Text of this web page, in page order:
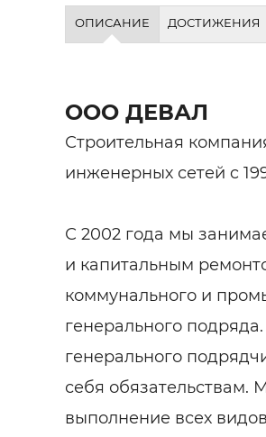
ОПИСАНИЕ ДОСТИЖЕНИЯ
ООО ДЕВАЛ
Строительная
инженерных сетей c
С 2002 года мы
и капитальным
коммунального и
генерального
генерального
себя обязательствам.
выполнение всех